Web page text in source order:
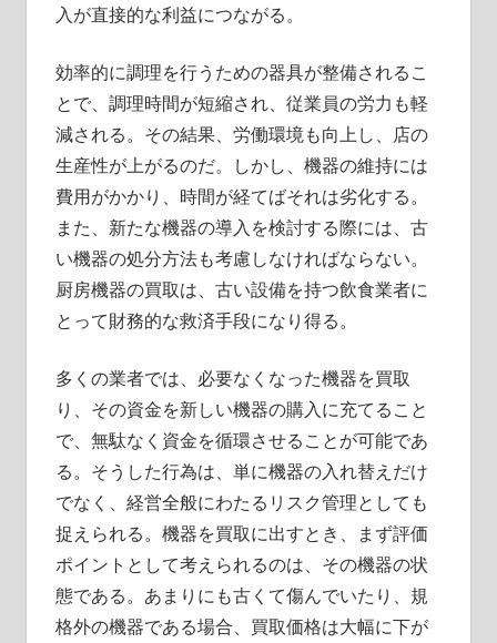
入が直接的な利益につながる。
効率的に調理を行うための器具が整備されるこ
とで、調理時間が短縮され、従業員の労力も軽
減される。その結果、労働環境も向上し、店の
生産性が上がるのだ。しかし、機器の維持には
費用がかかり、時間が経てばそれは劣化する。
また、新たな機器の導入を検討する際には、古
い機器の処分方法も考慮しなければならない。
厨房機器の買取は、古い設備を持つ飲食業者に
とって財務的な救済手段になり得る。
多くの業者では、必要なくなった機器を買取
り、その資金を新しい機器の購入に充てること
で、無駄なく資金を循環させることが可能であ
る。そうした行為は、単に機器の入れ替えだけ
でなく、経営全般にわたるリスク管理としても
捉えられる。機器を買取に出すとき、まず評価
ポイントとして考えられるのは、その機器の状
態である。あまりにも古くて傷んでいたり、規
格外の機器である場合、買取価格は大幅に下が